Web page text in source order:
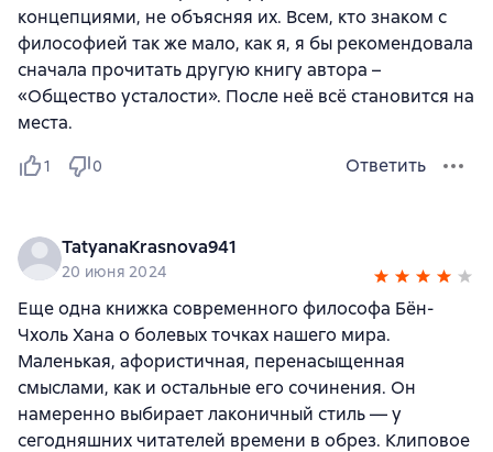
концепциями, не объясняя их. Всем, кто знаком с
философией так же мало, как я, я бы рекомендовала
сначала прочитать другую книгу автора –
«Общество усталости». После неё всё становится на
места.
1 0 Ответить
TatyanaKrasnova941
20 июня 2024
Еще одна книжка современного философа Бён-
Чхоль Хана о болевых точках нашего мира.
Маленькая, афористичная, перенасыщенная
смыслами, как и остальные его сочинения. Он
намеренно выбирает лаконичный стиль — у
сегодняшних читателей времени в обрез. Клиповое